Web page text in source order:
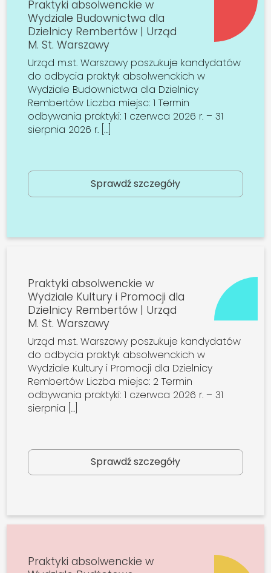
Praktyki absolwenckie w
Wydziale Budownictwa dla
Dzielnicy Rembertów | Urząd
M. St. Warszawy
Urząd m.st. Warszawy poszukuje kandydatów
do odbycia praktyk absolwenckich w
Wydziale Budownictwa dla Dzielnicy
Rembertów Liczba miejsc: 1 Termin
odbywania praktyki: 1 czerwca 2026 r. – 31
sierpnia 2026 r. […]
Sprawdź szczegóły
Praktyki absolwenckie w
Wydziale Kultury i Promocji dla
Dzielnicy Rembertów | Urząd
M. St. Warszawy
Urząd m.st. Warszawy poszukuje kandydatów
do odbycia praktyk absolwenckich w
Wydziale Kultury i Promocji dla Dzielnicy
Rembertów Liczba miejsc: 2 Termin
odbywania praktyki: 1 czerwca 2026 r. – 31
sierpnia […]
Sprawdź szczegóły
Praktyki absolwenckie w